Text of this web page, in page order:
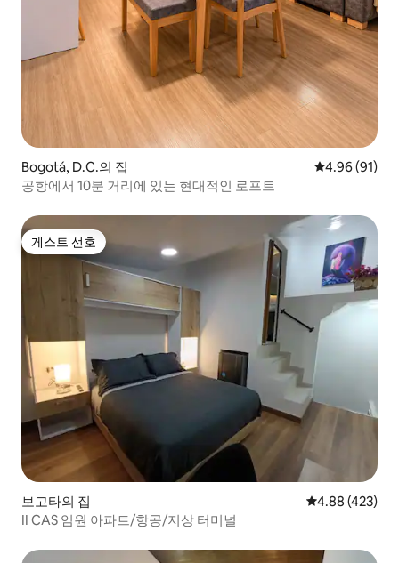
Bogotá, D.C.의 집 평점 4.96점(5
4.96 (91)
공항에서 10분 거리에 있는 현대적인 로프트
게스트 선호
게스트 선호
보고타의 집 평점 4.88점(5
4.88 (423)
II CAS 임원 아파트/항공/지상 터미널